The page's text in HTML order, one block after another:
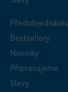
Bestsellery
Novinky
Připravujeme
Slevy